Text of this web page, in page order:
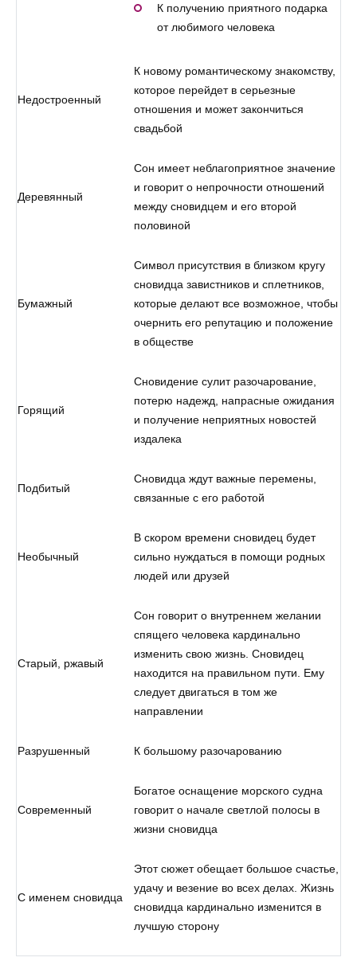
К получению приятного подарка
от любимого человека
Недостроенный
К новому романтическому знакомству,
которое перейдет в серьезные
отношения и может закончиться
свадьбой
Деревянный
Сон имеет неблагоприятное значение
и говорит о непрочности отношений
между сновидцем и его второй
половиной
Бумажный
Символ присутствия в близком кругу
сновидца завистников и сплетников,
которые делают все возможное, чтобы
очернить его репутацию и положение
в обществе
Горящий
Сновидение сулит разочарование,
потерю надежд, напрасные ожидания
и получение неприятных новостей
издалека
Подбитый
Сновидца ждут важные перемены,
связанные с его работой
Необычный
В скором времени сновидец будет
сильно нуждаться в помощи родных
людей или друзей
Старый, ржавый
Сон говорит о внутреннем желании
спящего человека кардинально
изменить свою жизнь. Сновидец
находится на правильном пути. Ему
следует двигаться в том же
направлении
Разрушенный К большому разочарованию
Современный
Богатое оснащение морского судна
говорит о начале светлой полосы в
жизни сновидца
С именем сновидца
Этот сюжет обещает большое счастье,
удачу и везение во всех делах. Жизнь
сновидца кардинально изменится в
лучшую сторону